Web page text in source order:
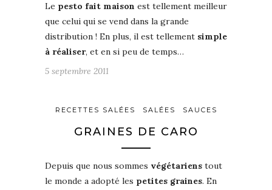
Le pesto fait maison est tellement meilleur
que celui qui se vend dans la grande
distribution ! En plus, il est tellement simple
à réaliser, et en si peu de temps…
5 septembre 2011
RECETTES SALÉES SALÉES SAUCES
GRAINES DE CARO
Depuis que nous sommes végétariens tout
le monde a adopté les petites graines. En